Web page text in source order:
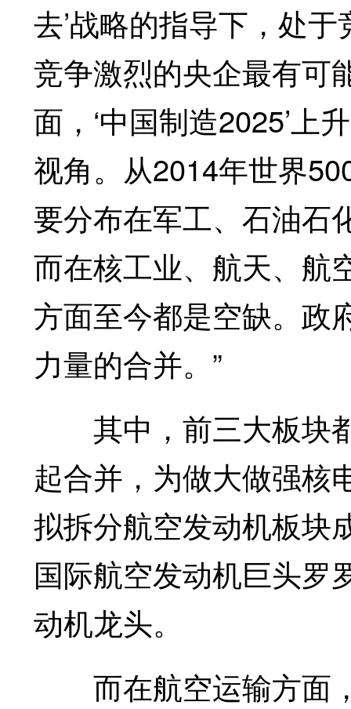
去’战略的指导下，处
竞争激烈的央企最有可
面，‘中国制造2025’上
视角。从2014年世界
要分布在军工、石油石
而在核工业、航天、航
方面至今都是空缺。政
力量的合并。”
其中，前三大板块
起合并，为做大做强核
拟拆分航空发动机板块
国际航空发动机巨头罗
动机龙头。
而在航空运输方面